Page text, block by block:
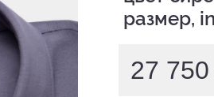
размер,
27